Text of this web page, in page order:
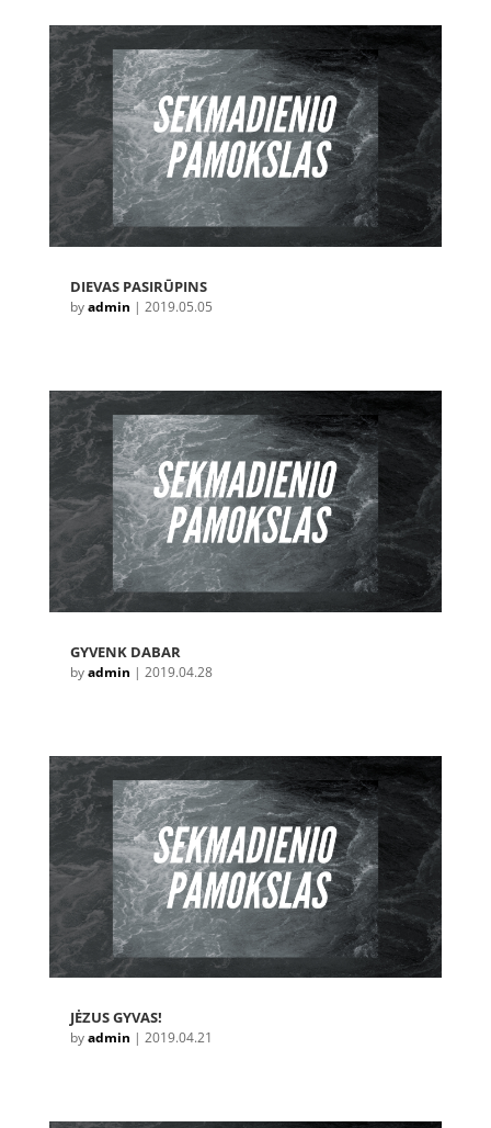
DIEVAS PASIRŪPINS
byadmin | 2019.05.05
GYVENK DABAR
byadmin | 2019.04.28
JĖZUS GYVAS!
byadmin | 2019.04.21